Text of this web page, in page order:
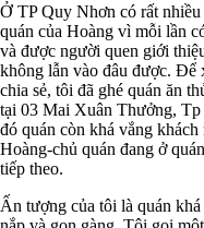
Ở TP Quy Nhơn có rất
quán của Hoàng vì mỗi lần
và được người quen giới
không lẫn vào đâu được. Để
chia sẻ, tôi đã ghé quán ăn
tại 03 Mai Xuân Thưởng,
đó quán còn khá vắng
Hoàng-chủ quán đang ở
tiếp theo.
Ấn tượng của tôi là quán